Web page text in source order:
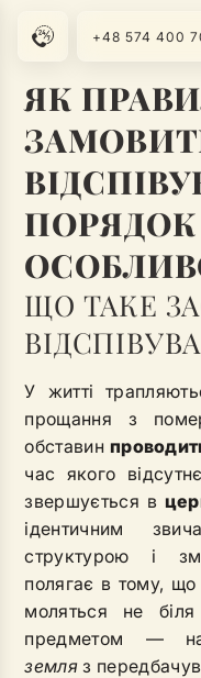
ЯК
ПОРЯДОК
ЩО ТАКЕ
У житті
прощання з
обставин
час якого
звершується в
ідентичним
структурою і
полягає в тому,
моляться не
предметом —
земля з
+48 574 400